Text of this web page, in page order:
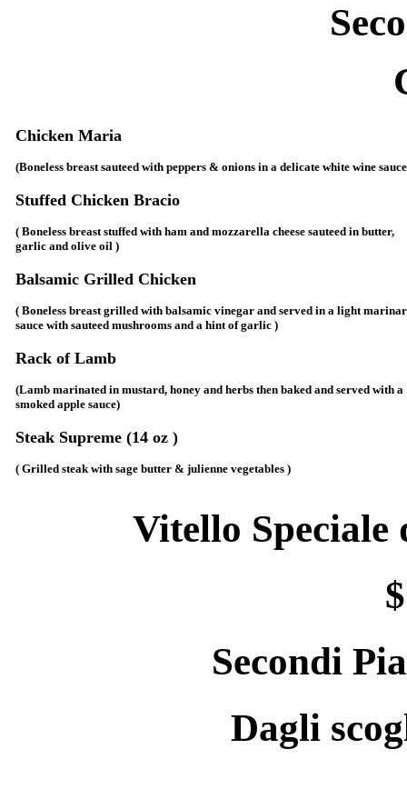
Chicken Maria
(Boneless breast sauteed with peppers & onions in a delicate white wine
Stuffed Chicken Bracio
( Boneless breast stuffed with ham and mozzarella cheese sauteed in butter,
garlic and olive oil )
Balsamic Grilled Chicken
( Boneless breast grilled with balsamic vinegar and served in a light
sauce with sauteed mushrooms and a hint of garlic )
Rack of Lamb
(Lamb marinated in mustard, honey and herbs then baked and served with a
smoked apple sauce)
Steak Supreme (14 oz )
( Grilled steak with sage butter & julienne vegetables )
Vitello Speciale
Secondi
Dagli